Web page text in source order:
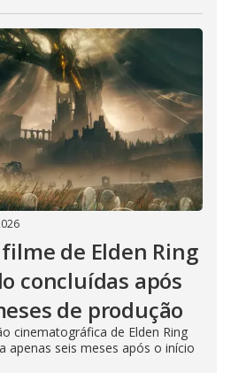
de Elden Ring
concluídas após
de produção
cinematográfica de Elden Ring
apenas seis meses após o início